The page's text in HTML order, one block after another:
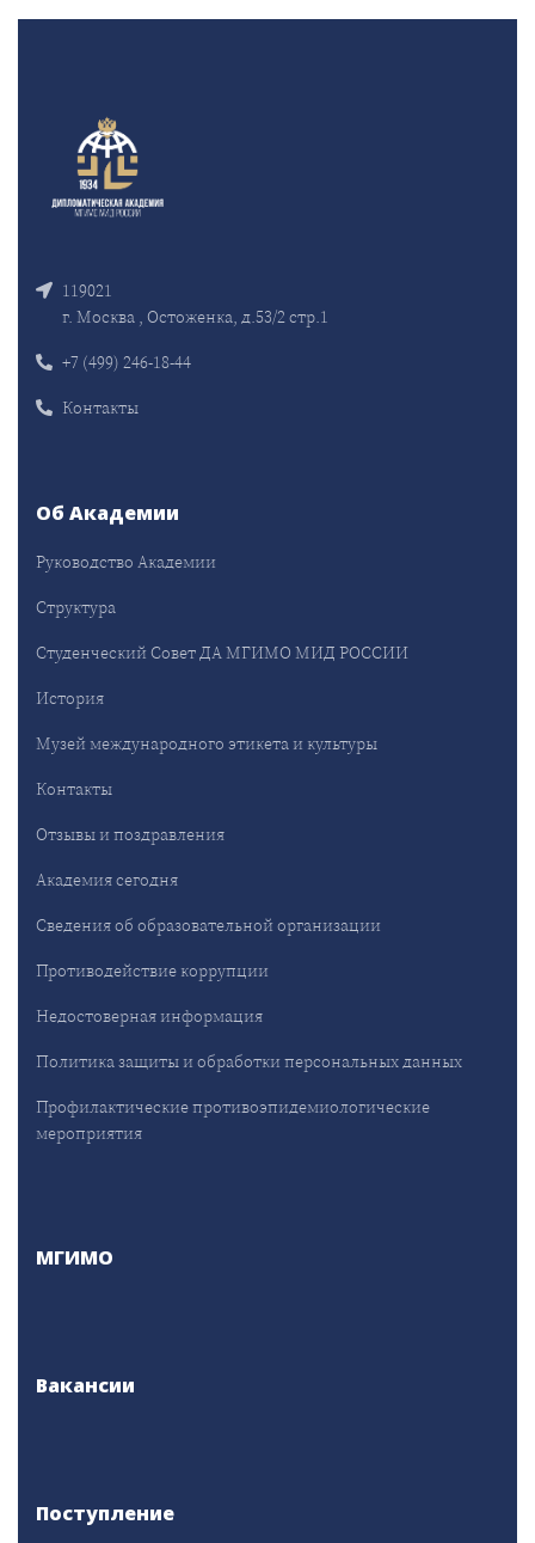
119021
г. Москва , Остоженка, д.53/2 стр.1
+7 (499) 246-18-44
Контакты
Об Академии
Руководство Академии
Структура
Студенческий Совет ДА МГИМО МИД РОССИИ
История
Музей международного этикета и культуры
Контакты
Отзывы и поздравления
Академия сегодня
Сведения об образовательной организации
Противодействие коррупции
Недостоверная информация
Политика защиты и обработки персональных данных
Профилактические противоэпидемиологические
мероприятия
МГИМО
Вакансии
Поступление